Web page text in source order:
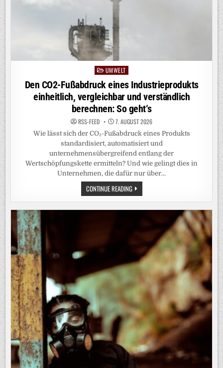
PostedUMWELT
Den CO2-Fußabdruck eines Industrieprodukts
einheitlich, vergleichbar und verständlich
berechnen: So geht‘s
RSS-FEED 7. AUGUST 2026
Wie lässt sich der CO₂-Fußabdruck eines Produkts
standardisiert, automatisiert und
unternehmensübergreifend entlang der
Wertschöpfungskette ermitteln? Und wie gelingt dies in
Unternehmen, die dafür nur über…
CONTINUE READINGDEN
CO2-
FUSSABDRUCK E
NDUSTRIEPRODUKTS E
INHEITLICH, V
ERGLEICHBAR U
ND V
ERSTÄNDLICH B
ERECHNEN: S
O G
EHT‘S